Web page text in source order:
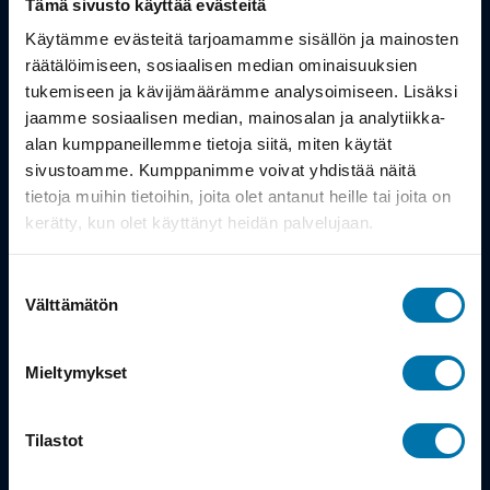
Tämä sivusto käyttää evästeitä
Käytämme evästeitä tarjoamamme sisällön ja mainosten
räätälöimiseen, sosiaalisen median ominaisuuksien
tukemiseen ja kävijämäärämme analysoimiseen. Lisäksi
jaamme sosiaalisen median, mainosalan ja analytiikka-
alan kumppaneillemme tietoja siitä, miten käytät
sivustoamme. Kumppanimme voivat yhdistää näitä
tietoja muihin tietoihin, joita olet antanut heille tai joita on
kerätty, kun olet käyttänyt heidän palvelujaan.
valinta
Välttämätön
Mieltymykset
Tilastot
Työsuhdepyörä
Info
Toimitus
Takuu ja palautukset
Maksutavat